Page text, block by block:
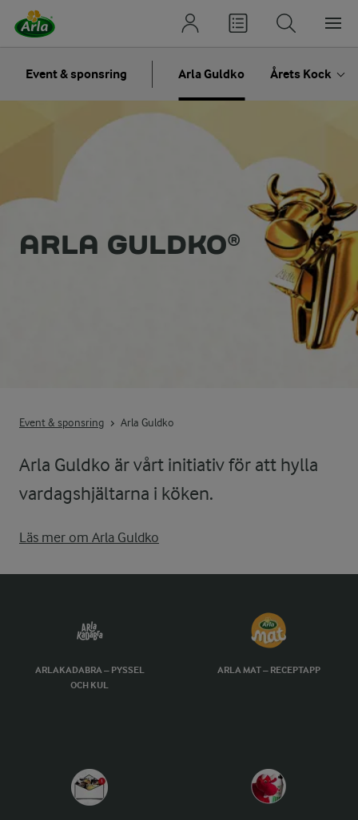
Event & sponsring Arla Guldko Årets Kock
ARLA GULDKO®
Event & sponsring Arla Guldko
Arla Guldko är vårt initiativ för att hylla
vardagshjältarna i köken.
Läs mer om Arla Guldko
ARLAKADABRA – PYSSEL
OCH KUL
ARLA MAT – RECEPTAPP